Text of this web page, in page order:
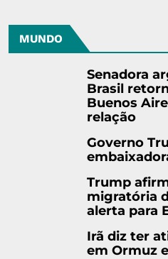
MUNDO
Senadora
Brasil
Buenos
relação
Governo
Trump
migratória
alerta para
Irã diz ter
em Ormuz